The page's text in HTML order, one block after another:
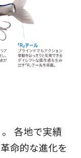
。 各地で実績
命的な進化を